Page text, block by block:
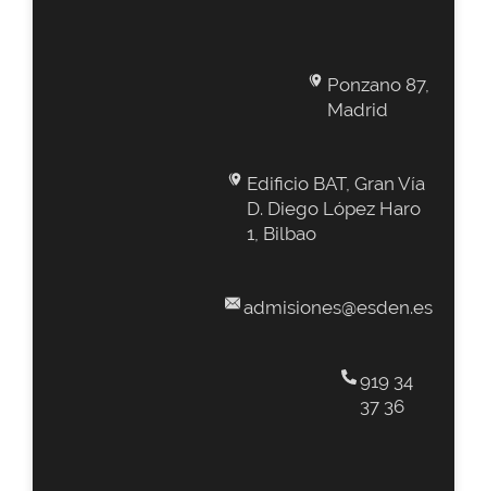
Ponzano 87,
Madrid
Edificio BAT, Gran Vía
D. Diego López Haro
1, Bilbao
admisiones@esden.es
919 34
37 36